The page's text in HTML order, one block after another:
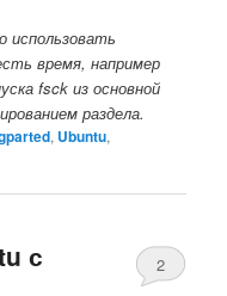
использовать
время, например
fsck из основной
раздела.
, Ubuntu,
с
2